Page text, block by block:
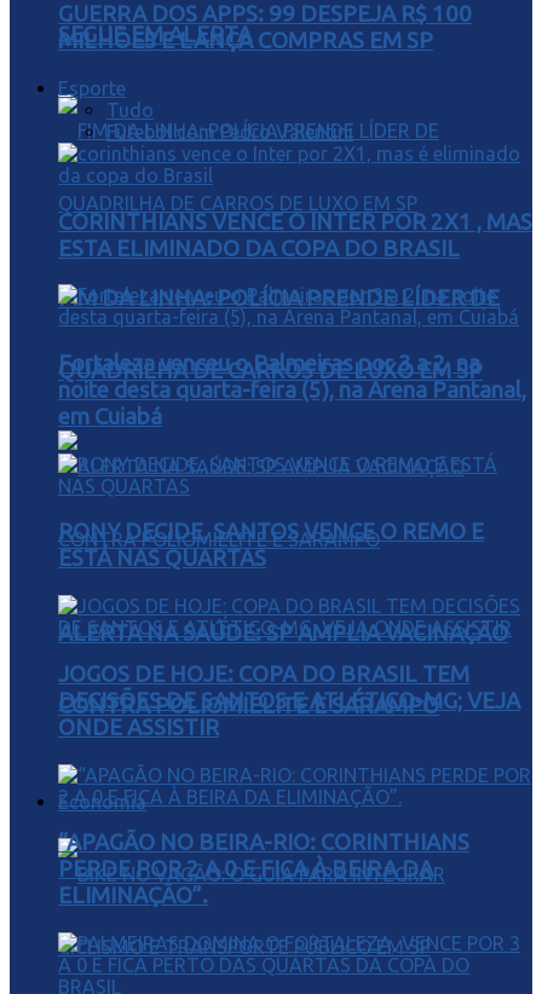
SEGUE EM ALERTA
FIM DA LINHA: POLÍCIA PRENDE LÍDER DE
QUADRILHA DE CARROS DE LUXO EM SP
ALERTA NA SAÚDE: SP AMPLIA VACINAÇÃO
CONTRA POLIOMIELITE E SARAMPO
Economia
GUERRA DOS APPS: 99 DESPEJA R$ 100
MILHÕES E LANÇA COMPRAS EM SP
Esporte
Tudo
Futebol com Pedro Valentini
CORINTHIANS VENCE O INTER POR 2X1 , MAS
ESTA ELIMINADO DA COPA DO BRASIL
Fortaleza venceu o Palmeiras por 3 a 2, na
noite desta quarta-feira (5), na Arena Pantanal,
em Cuiabá
RONY DECIDE, SANTOS VENCE O REMO E
ESTÁ NAS QUARTAS
JOGOS DE HOJE: COPA DO BRASIL TEM
DECISÕES DE SANTOS E ATLÉTICO-MG; VEJA
ONDE ASSISTIR
“APAGÃO NO BEIRA-RIO: CORINTHIANS
PERDE POR 2 A 0 E FICA À BEIRA DA
ELIMINAÇÃO”.